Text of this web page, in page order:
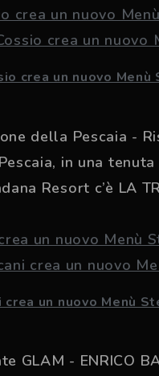
crea un nuovo
della Pescaia -
in una
Resort c’è LA
crea un nuovo Menù
GLAM - ENRICO